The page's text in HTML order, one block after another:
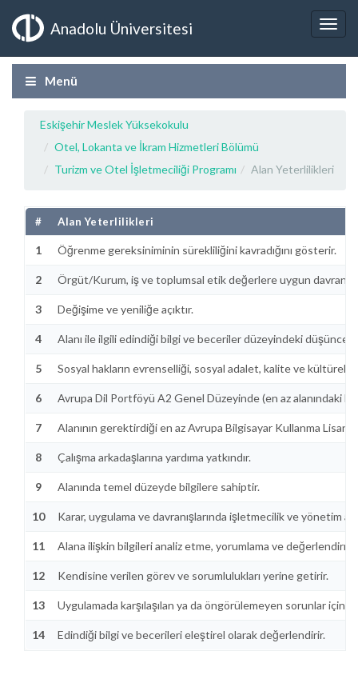
Anadolu Üniversitesi
Menü
Eskişehir Meslek Yüksekokulu
Otel, Lokanta ve İkram Hizmetleri Bölümü
Turizm ve Otel İşletmeciliği Programı
Alan Yeterlilikleri
# Alan Yeterlilikleri
1 Öğrenme gereksiniminin sürekliliğini kavradığını gösterir.
2 Örgüt/Kurum, iş ve toplumsal etik değerlere uygun davranır.
3 Değişime ve yeniliğe açıktır.
4 Alanı ile ilgili edindiği bilgi ve beceriler düzeyindeki
5 Sosyal hakların evrenselliği, sosyal adalet, kalite ve kültürel
6 Avrupa Dil Portföyü A2 Genel Düzeyinde (en az alanındaki
7 Alanının gerektirdiği en az Avrupa Bilgisayar Kullanma
8 Çalışma arkadaşlarına yardıma yatkındır.
9 Alanında temel düzeyde bilgilere sahiptir.
10 Karar, uygulama ve davranışlarında işletmecilik ve yönetim
11 Alana ilişkin bilgileri analiz etme, yorumlama ve
12 Kendisine verilen görev ve sorumlulukları yerine getirir.
13 Uygulamada karşılaşılan ya da öngörülemeyen sorunlar için
14 Edindiği bilgi ve becerileri eleştirel olarak değerlendirir.